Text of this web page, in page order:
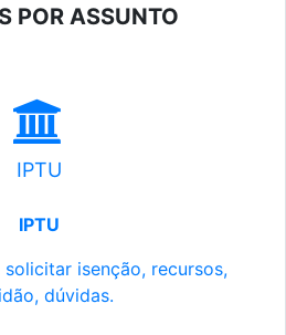
POR ASSUNTO
IPTU
IPTU
solicitar isenção, recursos,
dúvidas.